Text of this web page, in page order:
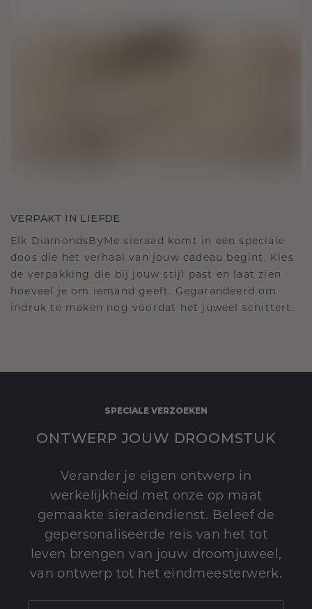
VERPAKT IN LIEFDE
Elk DiamondsByMe sieraad komt in een speciale
doos die het verhaal van jouw cadeau begint. Kies
de verpakking die bij jouw stijl past en laat zien
hoeveel je om iemand geeft. Gegarandeerd om
indruk te maken nog voordat het juweel schittert.
SPECIALE VERZOEKEN
ONTWERP JOUW DROOMSTUK
Verander je eigen ontwerp in
werkelijkheid met onze op maat
gemaakte sieradendienst. Beleef de
gepersonaliseerde reis van het tot
leven brengen van jouw droomjuweel,
van ontwerp tot het eindmeesterwerk.